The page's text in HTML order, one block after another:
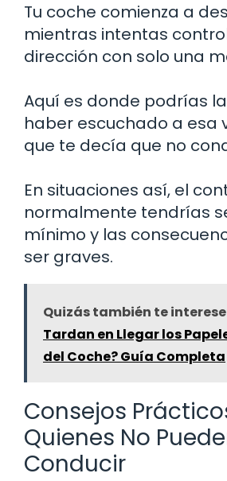
Tu coche comienza a
mientras intentas
dirección con solo una
Aquí es donde podrías
haber escuchado a esa
que te decía que no
En situaciones así, el
normalmente tendrías
mínimo y las
ser graves.
Quizás también te
Tardan en Llegar los
del Coche? Guía Completa
Consejos
Quienes No
Conducir